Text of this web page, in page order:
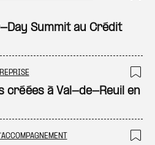
Day Summit au Crédit
créées à Val-de-Reuil en